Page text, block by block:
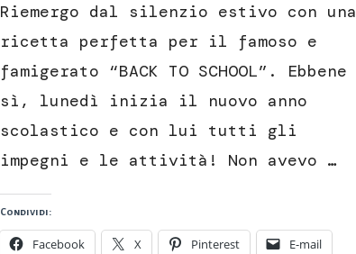
ricotta
con
cuore
morbido
cioccolata
Riemergo dal silenzio estivo con una
ricetta perfetta per il famoso e
famigerato “BACK TO SCHOOL”. Ebbene
sì, lunedì inizia il nuovo anno
scolastico e con lui tutti gli
impegni e le attività! Non avevo …
Condividi:
Facebook X Pinterest E-mail